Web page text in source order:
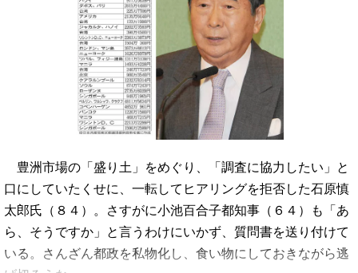
豊洲市場の「盛り土」をめぐり、「調査に協力したい」と
口にしていたくせに、一転してヒアリングを拒否した石原慎
太郎氏（８４）。さすがに小池百合子都知事（６４）も「あ
ら、そうですか」と言うわけにいかず、質問書を送り付けて
いる。さんざん都政を私物化し、食い物にしておきながら逃